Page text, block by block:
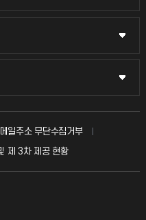
일주소 무단수집거부
제 3차 제공 현황